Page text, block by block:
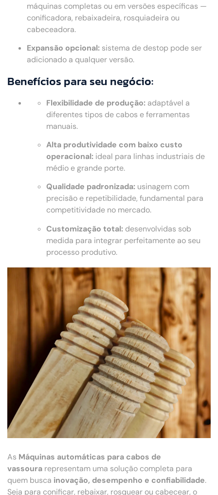
máquinas completas ou em versões específicas —
conificadora, rebaixadeira, rosquiadeira ou
cabeceadora.
Expansão opcional: sistema de destop pode ser
adicionado a qualquer versão.
Benefícios para seu negócio:
Flexibilidade de produção: adaptável a
diferentes tipos de cabos e ferramentas
manuais.
Alta produtividade com baixo custo
operacional: ideal para linhas industriais de
médio e grande porte.
Qualidade padronizada: usinagem com
precisão e repetibilidade, fundamental para
competitividade no mercado.
Customização total: desenvolvidas sob
medida para integrar perfeitamente ao seu
processo produtivo.
As Máquinas automáticas para cabos de
vassoura representam uma solução completa para
quem busca inovação, desempenho e confiabilidade.
Seja para conificar, rebaixar, rosquear ou cabecear, o